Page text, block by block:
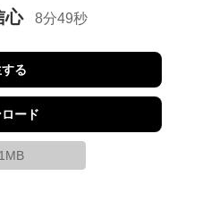
心 8分49秒
る
ード